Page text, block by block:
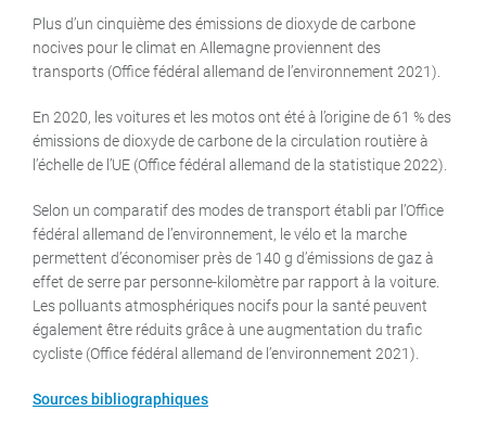
Plus d’un cinquième des émissions de dioxyde de carbone
nocives pour le climat en Allemagne proviennent des
transports (Office fédéral allemand de l’environnement 2021).
En 2020, les voitures et les motos ont été à l’origine de 61 % des
émissions de dioxyde de carbone de la circulation routière à
l’échelle de l’UE (Office fédéral allemand de la statistique 2022).
Selon un comparatif des modes de transport établi par l’Office
fédéral allemand de l’environnement, le vélo et la marche
permettent d’économiser près de 140 g d’émissions de gaz à
effet de serre par personne-kilomètre par rapport à la voiture.
Les polluants atmosphériques nocifs pour la santé peuvent
également être réduits grâce à une augmentation du trafic
cycliste (Office fédéral allemand de l’environnement 2021).
Sources bibliographiques